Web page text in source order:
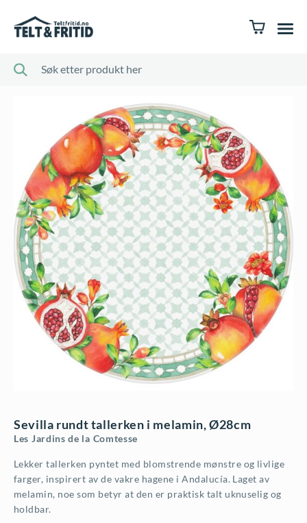
Sevilla rundt tallerken i melamin, Ø28cm
Les Jardins de la Comtesse
Lekker tallerken pyntet med blomstrende mønstre og livlige
farger, inspirert av de vakre hagene i Andalucía. Laget av
melamin, noe som betyr at den er praktisk talt uknuselig og
holdbar.